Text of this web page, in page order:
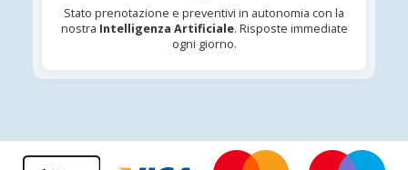
Stato prenotazione e preventivi in autonomia con la
nostra Intelligenza Artificiale. Risposte immediate
ogni giorno.